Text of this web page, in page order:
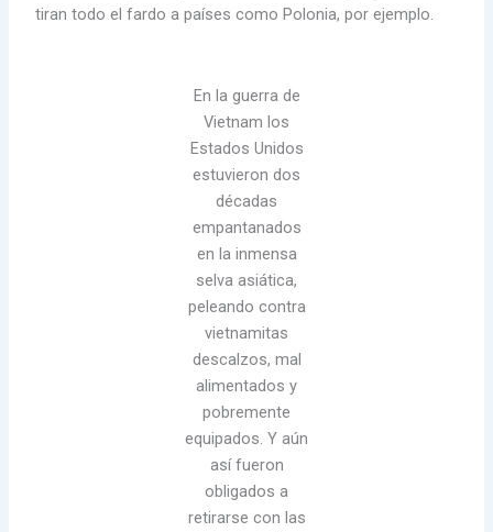
tiran todo el fardo a países como Polonia, por ejemplo.
En la guerra de
Vietnam los
Estados Unidos
estuvieron dos
décadas
empantanados
en la inmensa
selva asiática,
peleando contra
vietnamitas
descalzos, mal
alimentados y
pobremente
equipados. Y aún
así fueron
obligados a
retirarse con las